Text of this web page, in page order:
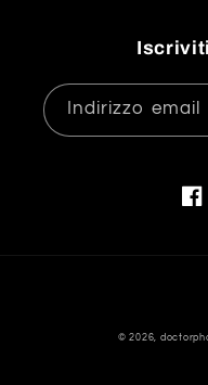
Indirizzo email
© 2026,